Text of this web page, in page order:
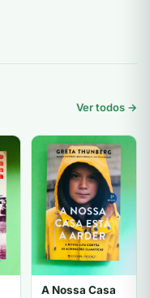
Ver todos →
A Nossa Casa